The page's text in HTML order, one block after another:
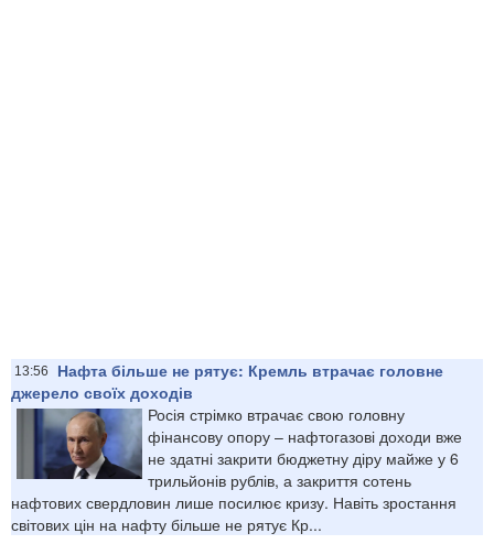
13:56
Нафта більше не рятує: Кремль втрачає головне
джерело своїх доходів
Росія стрімко втрачає свою головну
фінансову опору – нафтогазові доходи вже
не здатні закрити бюджетну діру майже у 6
трильйонів рублів, а закриття сотень
нафтових свердловин лише посилює кризу. Навіть зростання
світових цін на нафту більше не рятує Кр...